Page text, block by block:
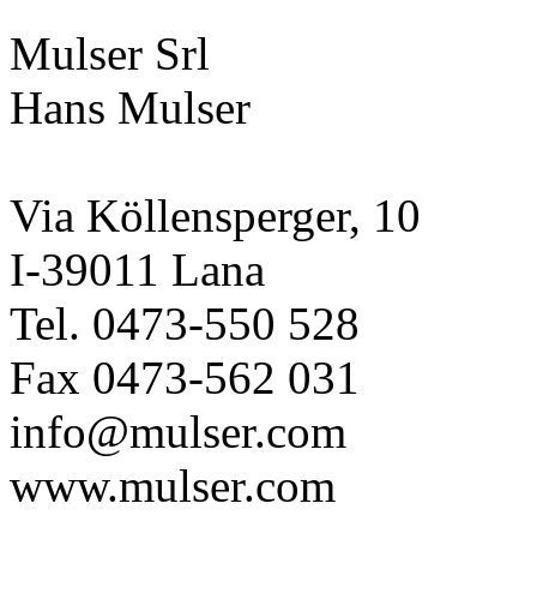
Mulser Srl
Hans Mulser
Via Köllensperger, 10
I-39011 Lana
Tel. 0473-550 528
Fax 0473-562 031
info@mulser.com
www.mulser.com